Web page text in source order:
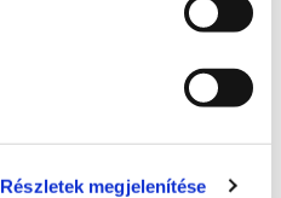
Részletek megjelenítése